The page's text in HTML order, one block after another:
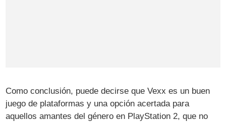
Como conclusión, puede decirse que Vexx es un buen
juego de plataformas y una opción acertada para
aquellos amantes del género en PlayStation 2, que no